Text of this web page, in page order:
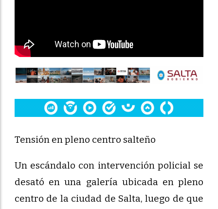
Tensión en pleno centro salteño
Un escándalo con intervención policial se
desató en una galería ubicada en pleno
centro de la ciudad de Salta, luego de que